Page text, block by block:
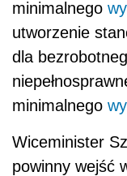
minimalnego
utworzenie
dla
minimalnego
Wiceminister
powinny wejść